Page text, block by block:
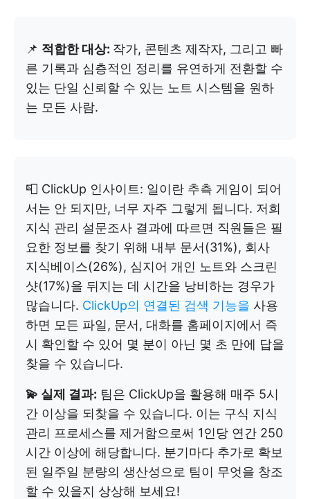
📌 적합한 대상: 작가, 콘텐츠 제작자, 그리고 빠
른 기록과 심층적인 정리를 유연하게 전환할 수
있는 단일 신뢰할 수 있는 노트 시스템을 원하
는 모든 사람.
📮 ClickUp 인사이트: 일이란 추측 게임이 되어
서는 안 되지만, 너무 자주 그렇게 됩니다. 저희
지식 관리 설문조사 결과에 따르면 직원들은 필
요한 정보를 찾기 위해 내부 문서(31%), 회사
지식베이스(26%), 심지어 개인 노트와 스크린
샷(17%)을 뒤지는 데 시간을 낭비하는 경우가
많습니다. ClickUp의 연결된 검색 기능을 사용
하면 모든 파일, 문서, 대화를 홈페이지에서 즉
시 확인할 수 있어 몇 분이 아닌 몇 초 만에 답을
찾을 수 있습니다.
💫 실제 결과: 팀은 ClickUp을 활용해 매주 5시
간 이상을 되찾을 수 있습니다. 이는 구식 지식
관리 프로세스를 제거함으로써 1인당 연간 250
시간 이상에 해당합니다. 분기마다 추가로 확보
된 일주일 분량의 생산성으로 팀이 무엇을 창조
할 수 있을지 상상해 보세요!